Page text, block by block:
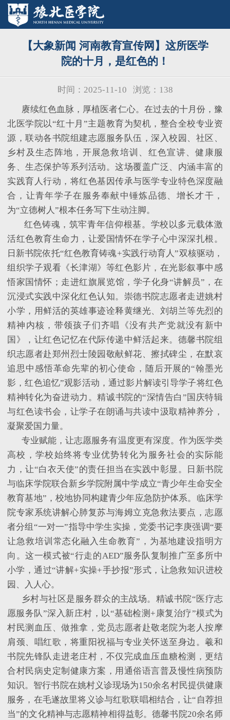
【大象新闻 河南教育宣传网】这所医学
院的十月，是红色的！
时间：2025-11-10 浏览： 138
赓续红色血脉，厚植医者仁心。在过去的十月份，豫
北医学院以“红十月”主题教育为契机，整合全校专业资
源，联动各书院组建志愿服务队伍，深入校园、社区、
乡村及生态阵地，开展急救培训、红色宣讲、健康服
务、生态保护等系列活动。这场覆盖广泛、内涵丰富的
实践育人行动，将红色基因传承与医学专业特色深度融
合，让青年学子在服务奉献中锤炼品德、增长才干，
为“立德树人”根本任务写下生动注脚。
红色铸魂，筑牢青年信仰根基。学校以多元载体激
活红色教育生命力，让爱国情怀在学子心中深深扎根。
日新书院依托“红色教育铸魂+实践行动育人”双核驱动，
组织学子观看《长津湖》等红色影片，在光影叙事中感
悟家国情怀；走进红旗展览馆，学子化身“讲解员”，在
沉浸式实践中深化红色认知。崇德书院志愿者走进姚村
小学，用鲜活的英雄事迹诠释黄继光、刘胡兰等先烈的
精神内核，带领孩子们齐唱《没有共产党就没有新中
国》，让红色记忆在代际传递中鲜活起来。德馨书院组
织志愿者赴郑州烈士陵园敬献鲜花、擦拭碑尘，在默哀
追思中感悟革命先辈的初心使命，随后开展的“翰墨光
影，红色追忆”观影活动，通过影片解读引导学子将红色
精神转化为奋进动力。精诚书院的“深情告白”国庆特辑
与红色读书会，让学子在朗诵与共读中汲取精神养分，
凝聚爱国力量。
专业赋能，让志愿服务有温度更有深度。作为医学类
高校，学校始终将专业优势转化为服务社会的实际能
力，让“白衣天使”的责任担当在实践中彰显。日新书院
与临床学院联合新乡学院附属中学成立“青少年生命安全
教育基地”，校地协同构建青少年应急防护体系。临床学
院专家系统讲解心肺复苏与海姆立克急救法要点，志愿
者分组“一对一”指导中学生实操，党委书记李庚强调“要
让急救培训常态化融入生命教育”，为基地建设指明方
向。这一模式被“行走的AED”服务队复制推广至多所中
小学，通过“讲解+实操+手抄报”形式，让急救知识进校
园、入人心。
乡村与社区是服务群众的主战场。精诚书院“医疗志
愿服务队”深入新庄村，以“基础检测+康复治疗”模式为
村民测血压、做推拿，党员志愿者赴敬老院为老人按摩
肩颈、唱红歌，将重阳祝福与专业关怀送至身边。羲和
书院先锋队走进老庄村，不仅完成血压血糖检测，更结
合村民病史定制健康方案，用通俗语言普及慢性病预防
知识。智行书院在姚村义诊现场为150余名村民提供健康
服务，在毛遂故里将义诊与红歌联唱相结合，让“自荐担
当”的文化精神与志愿精神相得益彰。德馨书院20余名师